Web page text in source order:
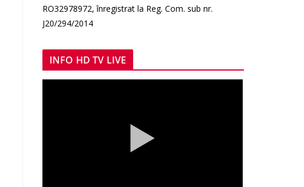
RO32978972, înregistrat la Reg. Com. sub nr.
J20/294/2014
INFO HD TV LIVE